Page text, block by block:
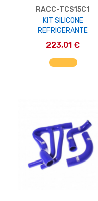
RACC-TCS15C1
KIT SILICONE
REFRIGERANTE
223,01 €
AGGIUNGI AL CARRELLO